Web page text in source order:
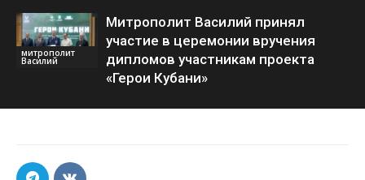
митрополит
Василий
Митрополит Василий принял
участие в церемонии вручения
дипломов участникам проекта
«Герои Кубани»